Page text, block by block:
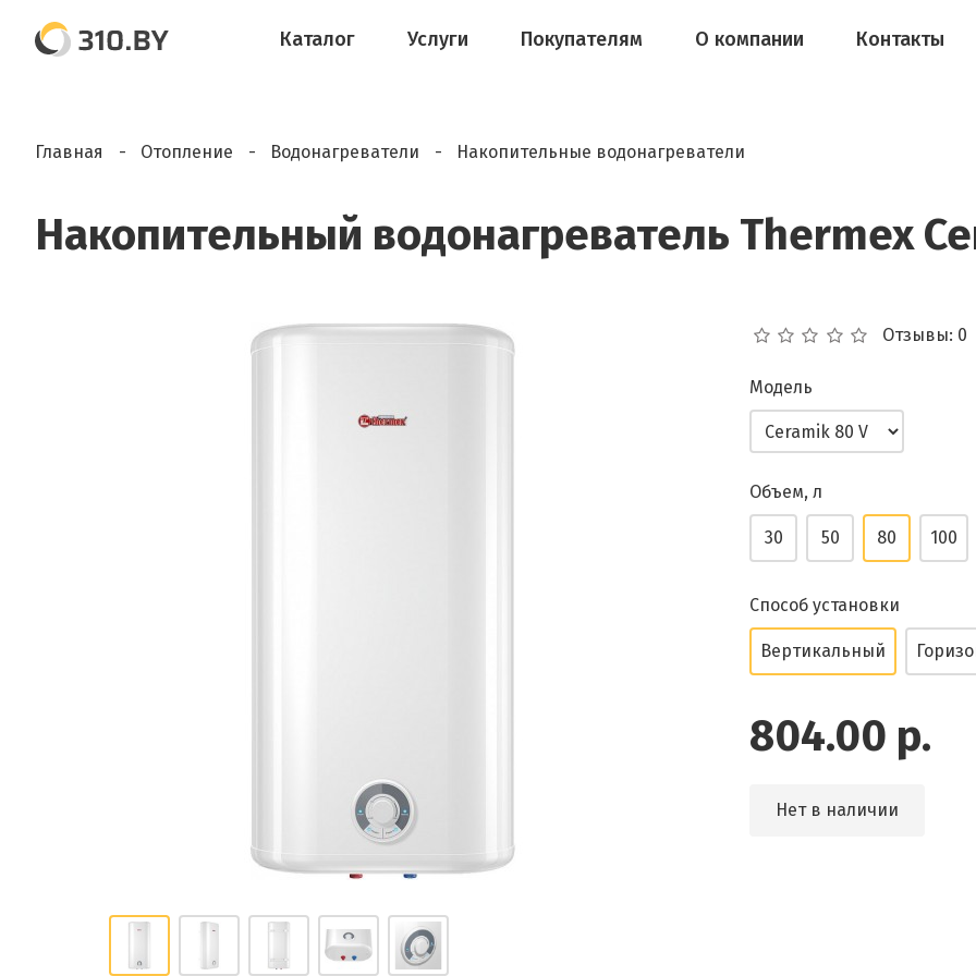
Каталог Услуги Покупателям О компании Контакты
Главная Отопление Водонагреватели Накопительные водонагреватели
Накопительный водонагреватель Thermex
Отзывы: 0
804.00 р.
Модель
Объем, л
30 50 80 100
Способ установки
Вертикальный
Нет в наличии